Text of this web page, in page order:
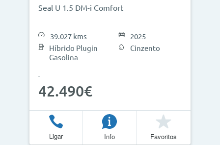
Seal U 1.5 DM-i Comfort
39.027 kms
Híbrido Plugin
Gasolina
2025
Cinzento
42.490€
Ligar Info Favoritos